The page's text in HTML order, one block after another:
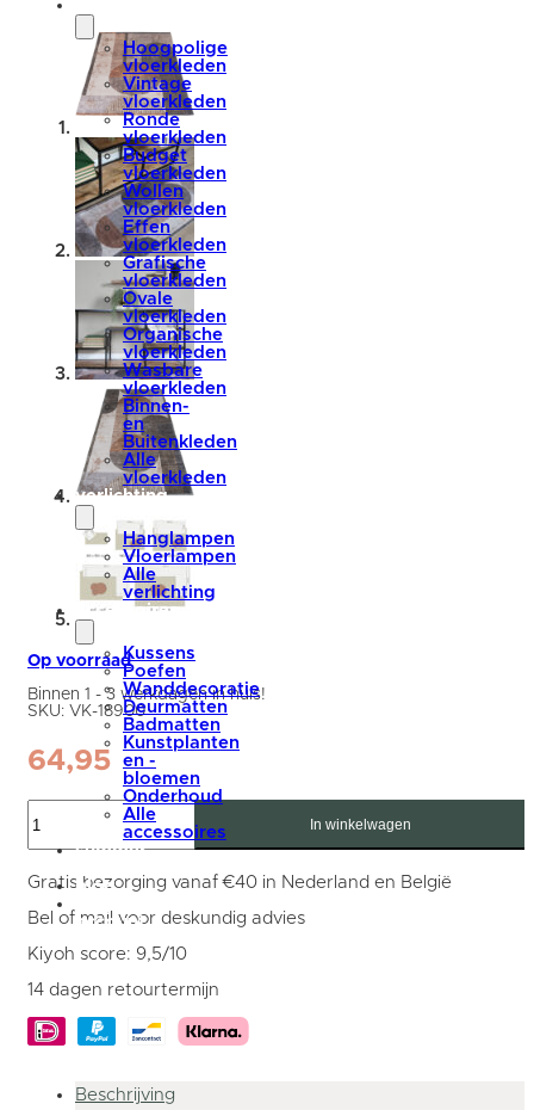
Hoogpolige
vloerkleden
Vintage
vloerkleden
Ronde
vloerkleden
Budget
vloerkleden
Wollen
vloerkleden
Effen
vloerkleden
Grafische
vloerkleden
Ovale
vloerkleden
Organische
vloerkleden
Wasbare
vloerkleden
Binnen-
en
Buitenkleden
Alle
vloerkleden
verlichting
Hanglampen
Vloerlampen
Alle
verlichting
accessoires
Kussens
Poefen
Wanddecoratie
Deurmatten
Badmatten
Kunstplanten
en -
bloemen
Onderhoud
Alle
accessoires
summer
blog
account
Op voorraad
Binnen 1 - 3 werkdagen in huis!
SKU: VK-18900
64,95
Vloerkleed
Ova
140
aantal
In winkelwagen
Gratis bezorging vanaf €40 in Nederland en België
Bel of mail voor deskundig advies
Kiyoh score: 9,5/10
14 dagen retourtermijn
Beschrijving